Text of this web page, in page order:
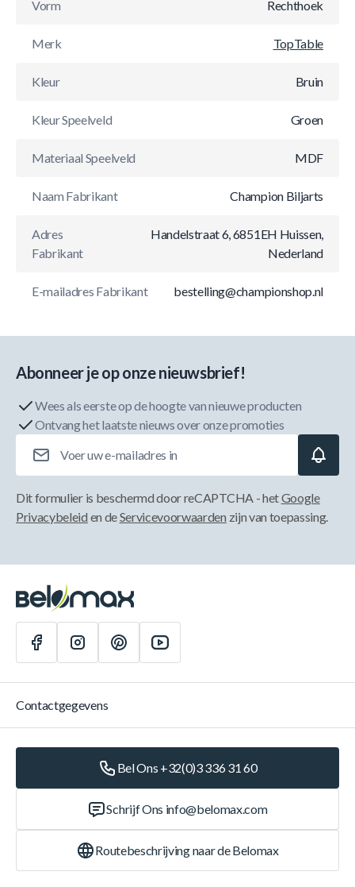
Vorm Rechthoek
Merk TopTable
Kleur Bruin
Kleur Speelveld Groen
Materiaal Speelveld MDF
Naam Fabrikant Champion Biljarts
Adres
Fabrikant
Handelstraat 6, 6851EH Huissen,
Nederland
E-mailadres Fabrikant bestelling@championshop.nl
Abonneer je op onze nieuwsbrief!
Wees als eerste op de hoogte van nieuwe producten
Ontvang het laatste nieuws over onze promoties
Dit formulier is beschermd door reCAPTCHA - hetGoogle
Privacybeleid en deServicevoorwaarden zijn van toepassing.
Contactgegevens
Bel Ons +32(0)3 336 31 60
Schrijf Ons info@belomax.com
Routebeschrijving naar de Belomax